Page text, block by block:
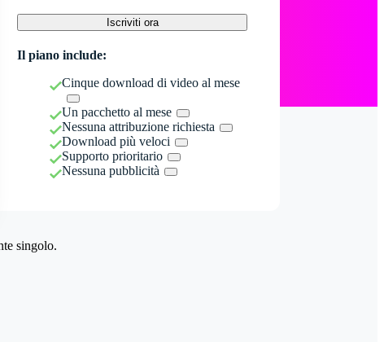
Iscriviti ora
Il piano include:
Cinque download di video al mese
Un pacchetto al mese
Nessuna attribuzione richiesta
Download più veloci
Supporto prioritario
Nessuna pubblicità
singolo.